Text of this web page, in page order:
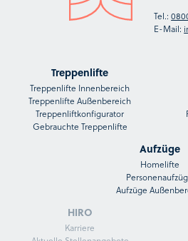
Tel.:
E-Mail:
Treppenlifte
Treppenlifte Innenbereich
Treppenlifte Außenbereich
Treppenliftkonfigurator
Gebrauchte Treppenlifte
Aufzüge
Homelifte
Aufzüge
HIRO
Karriere